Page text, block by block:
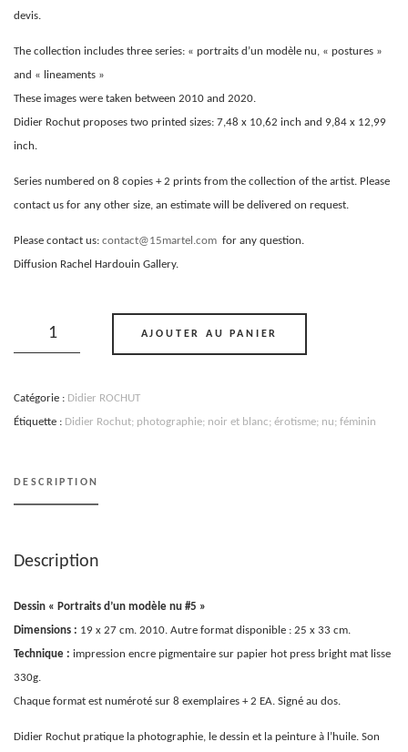
devis.
The collection includes three series: « portraits d’un modèle nu, « postures »
and « lineaments »
These images were taken between 2010 and 2020.
Didier Rochut proposes two printed sizes: 7,48 x 10,62 inch and 9,84 x 12,99
inch.
Series numbered on 8 copies + 2 prints from the collection of the artist. Please
contact us for any other size, an estimate will be delivered on request.
Please contact us: contact@15martel.com for any question.
Diffusion Rachel Hardouin Gallery.
Portrait
nu
-
AJOUTER AU PANIER
Catégorie : Didier ROCHUT
Étiquette : Didier Rochut; photographie; noir et blanc; érotisme; nu; féminin
DESCRIPTION
Description
Dessin « Portraits d’un modèle nu #5 »
Dimensions : 19 x 27 cm. 2010. Autre format disponible : 25 x 33 cm.
Technique : impression encre pigmentaire sur papier hot press bright mat lisse
330g.
Chaque format est numéroté sur 8 exemplaires + 2 EA. Signé au dos.
Didier Rochut pratique la photographie, le dessin et la peinture à l’huile. Son